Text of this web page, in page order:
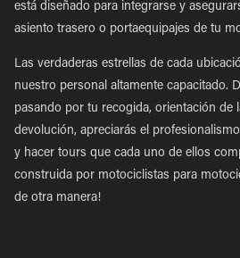
está diseñado para integrarse y
asiento trasero o portaequipajes de tu
Las verdaderas estrellas de cada
nuestro personal altamente capacitado.
pasando por tu recogida, orientación de
devolución, apreciarás el
y hacer tours que cada uno de ellos
construida por motociclistas para
de otra manera!